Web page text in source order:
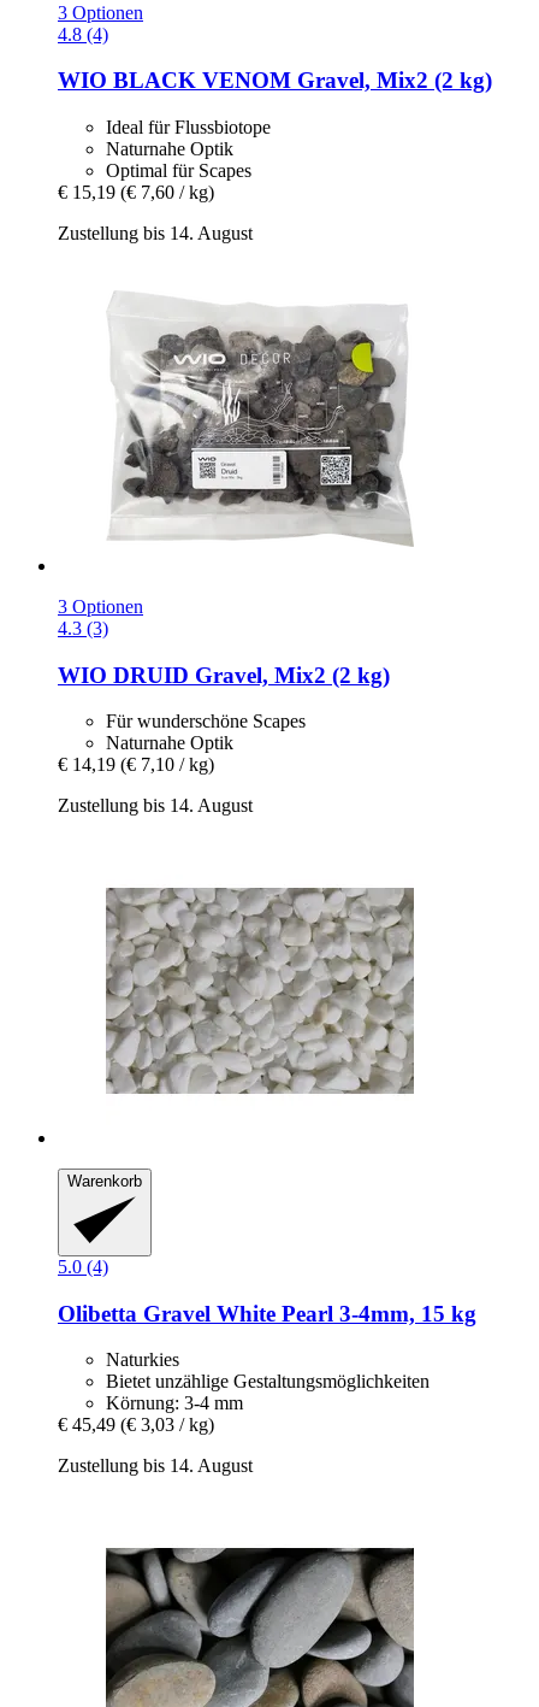
3 Optionen
4.8 (4)
WIO BLACK VENOM Gravel, Mix2 (2 kg)
Ideal für Flussbiotope
Naturnahe Optik
Optimal für Scapes
€ 15,19 (€ 7,60 / kg)
Zustellung bis 14. August
3 Optionen
4.3 (3)
WIO DRUID Gravel, Mix2 (2 kg)
Für wunderschöne Scapes
Naturnahe Optik
€ 14,19 (€ 7,10 / kg)
Zustellung bis 14. August
Warenkorb
5.0 (4)
Olibetta Gravel White Pearl 3-​4mm, 15 kg
Naturkies
Bietet unzählige Gestaltungsmöglichkeiten
Körnung: 3-4 mm
€ 45,49 (€ 3,03 / kg)
Zustellung bis 14. August